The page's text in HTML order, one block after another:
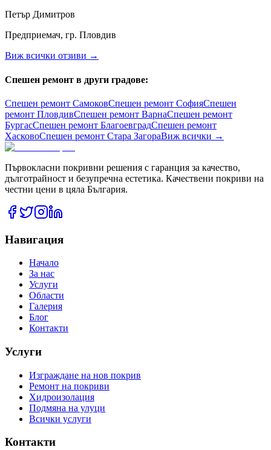
Петър Димитров
Предприемач, гр. Пловдив
Виж всички отзиви →
Спешен ремонт в други градове:
Спешен ремонт СамоковСпешен ремонт СофияСпешен
ремонт ПловдивСпешен ремонт ВарнаСпешен ремонт
БургасСпешен ремонт БлагоевградСпешен ремонт
ХасковоСпешен ремонт Стара ЗагораВиж всички →
Първокласни покривни решения с гаранция за качество,
дълготрайност и безупречна естетика. Качествени покриви на
честни цени в цяла България.
Навигация
Начало
За нас
Услуги
Области
Галерия
Блог
Контакти
Услуги
Изграждане на нов покрив
Ремонт на покриви
Хидроизолация
Подмяна на улуци
Всички услуги
Контакти